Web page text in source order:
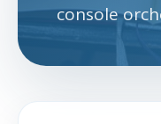
console